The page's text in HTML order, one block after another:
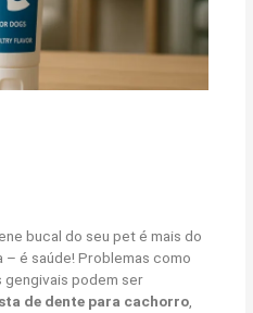
bucal do seu pet é mais do
é saúde! Problemas como
gengivais podem ser
de dente para cachorro,